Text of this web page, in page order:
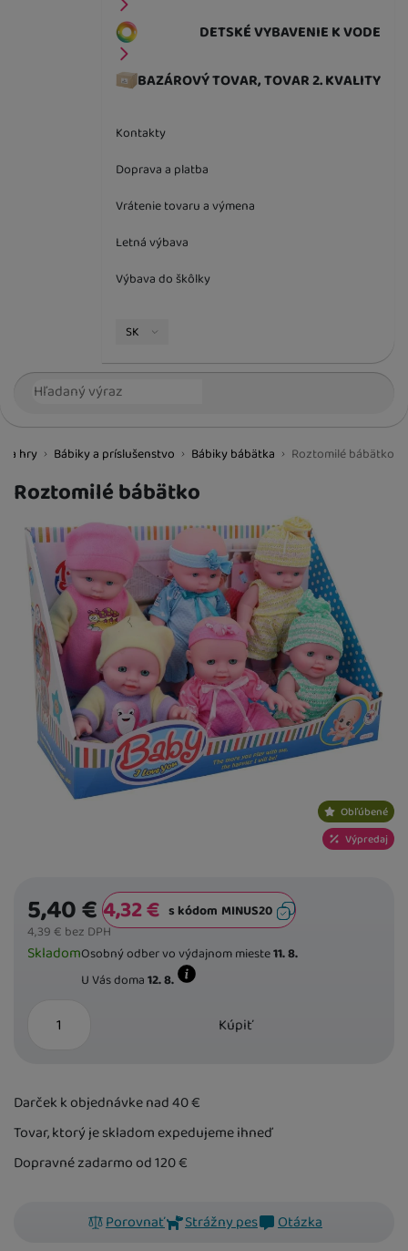
DETSKÉ VYBAVENIE K VODE
BAZÁROVÝ TOVAR, TOVAR 2. KVALITY
Kontakty
Doprava a platba
Vrátenie tovaru a výmena
Letná výbava
Výbava do škôlky
Jazyková verzia
SK
Vyhľadávanie
a hry Bábiky a príslušenstvo Bábiky bábätka Roztomilé bábätko
Roztomilé bábätko
Dostupnost
SkladomOsobný odber vo výdajnom mieste11. 8.
U Vás doma12. 8.
skladem 4 ks
4,32€ s kódom MINUS20 Zkopírujte kód
5,40€
4,39€ bez DPH
Kúpiť
Darček k objednávke nad 40€
Tovar, ktorý je skladom expedujeme ihneď
Dopravné zadarmo od 120€
Porovnať Strážny pes Otázka
Fotografie
Obľúbené
Výpredaj